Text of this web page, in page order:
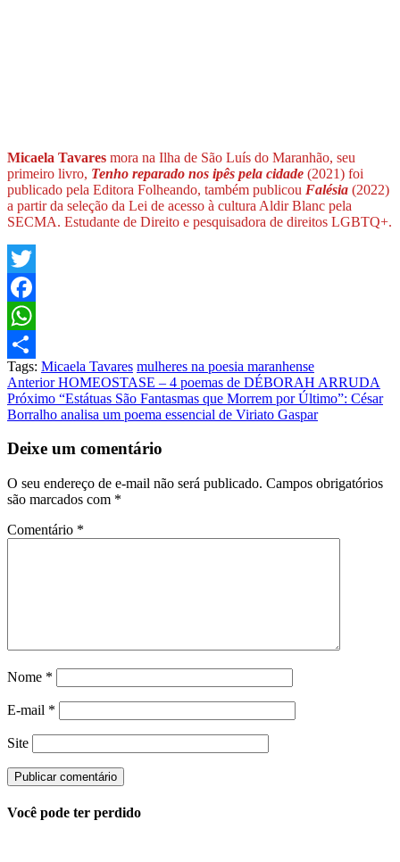
Micaela Tavares mora na Ilha de São Luís do Maranhão, seu
primeiro livro, Tenho reparado nos ipês pela cidade (2021) foi
publicado pela Editora Folheando, também publicou Falésia (2022)
a partir da seleção da Lei de acesso à cultura Aldir Blanc pela
SECMA. Estudante de Direito e pesquisadora de direitos LGBTQ+.
Twitter
Facebook
WhatsApp
Share
Tags: Micaela Tavares mulheres na poesia maranhense
Post
navigation
AnteriorHOMEOSTASE – 4 poemas de DÉBORAH ARRUDA
Próximo “Estátuas São Fantasmas que Morrem por Último”: César
Borralho analisa um poema essencial de Viriato Gaspar
Deixe um comentário
O seu endereço de e-mail não será publicado. Campos obrigatórios
são marcados com *
Comentário *
Nome *
E-mail *
Site
Você pode ter perdido